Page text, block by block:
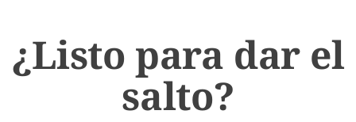
¿Listo para dar el
salto?